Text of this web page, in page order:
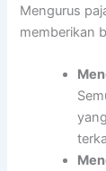
Mengurus
memberikan